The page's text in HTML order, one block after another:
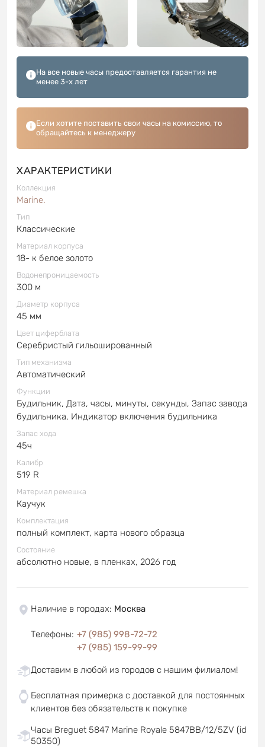
На все новые часы предоставляется гарантия не
менее 3-х лет
Если хотите поставить свои часы на комиссию, то
обращайтесь к менеджеру
ХАРАКТЕРИСТИКИ
Коллекция
Marine.
Тип
Классические
Материал корпуса
18- к белое золото
Водонепроницаемость
300 м
Диаметр корпуса
45 мм
Цвет циферблата
Серебристый гильошированный
Тип механизма
Автоматический
Функции
Будильник, Дата, часы, минуты, секунды, Запас завода
будильника, Индикатор включения будильника
Запас хода
45ч
Калибр
519 R
Материал ремешка
Каучук
Комплектация
полный комплект, карта нового образца
Состояние
абсолютно новые, в пленках, 2026 год
Наличие в городах: Москва
Телефоны: +7 (985) 998-72-72
+7 (985) 159-99-99
Доставим в любой из городов с нашим филиалом!
Бесплатная примерка с доставкой для постоянных
клиентов без обязательств к покупке
Часы Breguet 5847 Marine Royale 5847BB/12/5ZV (id
50350)